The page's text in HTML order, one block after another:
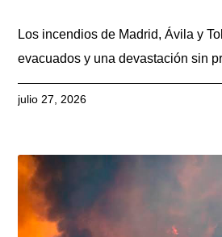
Los incendios de Madrid, Ávila y
evacuados y una devastación sin
julio 27, 2026